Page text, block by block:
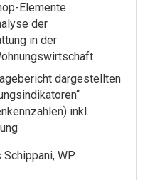
Elemente
der
in der
dargestellten
inkl.
WP